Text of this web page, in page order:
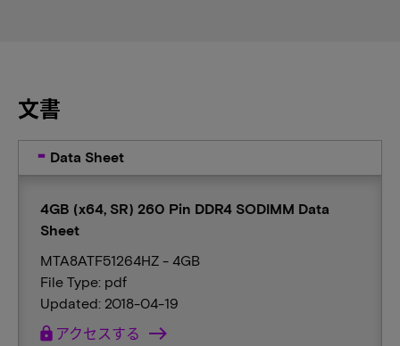
文書
Data Sheet
4GB (x64, SR) 260 Pin DDR4 SODIMM Data
Sheet
MTA8ATF51264HZ - 4GB
File Type: pdf
Updated: 2018-04-19
lock アクセスする